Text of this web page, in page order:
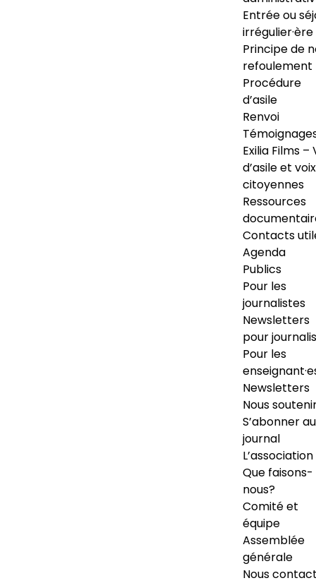
Entrée ou
irrégulier·ère
Principe de
refoulement
Procédure
d’asile
Renvoi
Exilia Films –
d’asile et voix
citoyennes
Ressources
Contacts
Agenda
Publics
Pour les
journalistes
Newsletters
pour
Pour les
Newsletters
Nous
S’abonner au
journal
L’association
Que faisons-
nous?
Comité et
équipe
Assemblée
générale
Nous